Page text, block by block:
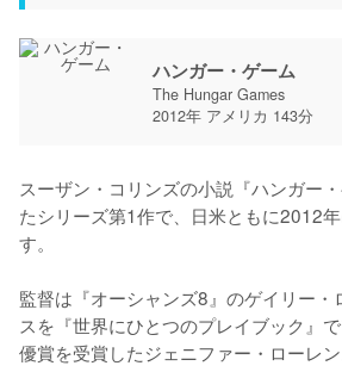
ハンガー・ゲーム
The Hungar Games
2012年 アメリカ 143分
スーザン・コリンズの小説『ハンガー
たシリーズ第1作で、日米ともに2012
す。
監督は『オーシャンズ8』のゲイリー・
スを『世界にひとつのプレイブック』
優賞を受賞したジェニファー・ローレン